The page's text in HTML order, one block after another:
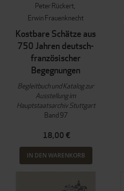
Peter Rückert
Erwin Frauenknecht
Kostbare Schätze aus
750 Jahren deutsch-
französischer
Begegnungen
Begleitbuch und Katalog zur
Ausstellung im
Hauptstaatsarchiv Stuttgart
Band 97
18,00 €
IN DEN WARENKORB